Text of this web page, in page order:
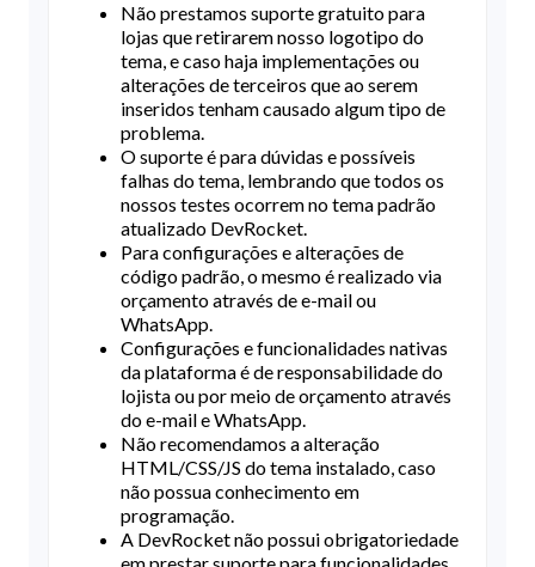
Não prestamos suporte gratuito para
lojas que retirarem nosso logotipo do
tema, e caso haja implementações ou
alterações de terceiros que ao serem
inseridos tenham causado algum tipo de
problema.
O suporte é para dúvidas e possíveis
falhas do tema, lembrando que todos os
nossos testes ocorrem no tema padrão
atualizado DevRocket.
Para configurações e alterações de
código padrão, o mesmo é realizado via
orçamento através de e-mail ou
WhatsApp.
Configurações e funcionalidades nativas
da plataforma é de responsabilidade do
lojista ou por meio de orçamento através
do e-mail e WhatsApp.
Não recomendamos a alteração
HTML/CSS/JS do tema instalado, caso
não possua conhecimento em
programação.
A DevRocket não possui obrigatoriedade